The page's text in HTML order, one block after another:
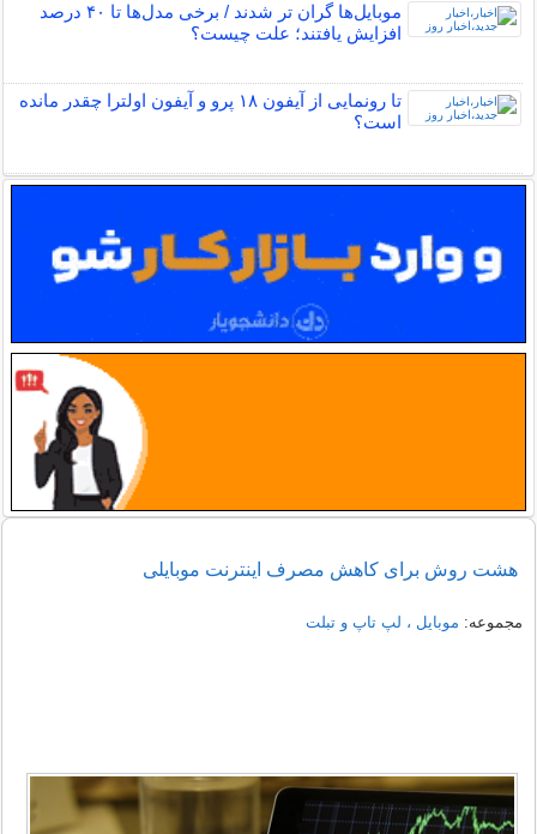
موبایل‌ها گران تر شدند / برخی مدل‌ها تا ۴۰ درصد
افزایش یافتند؛ علت چیست؟
تا رونمایی از آیفون ۱۸ پرو و آیفون اولترا چقدر مانده
است؟
هشت روش برای کاهش مصرف اینترنت موبایلی
مجموعه: موبایل ، لپ تاپ و تبلت